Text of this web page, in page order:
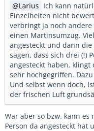
Larius Ich kann
Einzelheiten nicht
verbringt ja noch
einen Martinsumzug.
angesteckt und dann die
sagen, dass sich drei (!)
angesteckt haben, klingt
sehr hochgegriffen.
Und selbst wenn doch,
der frischen Luft
War aber so bzw. kann
Person da angesteckt hat